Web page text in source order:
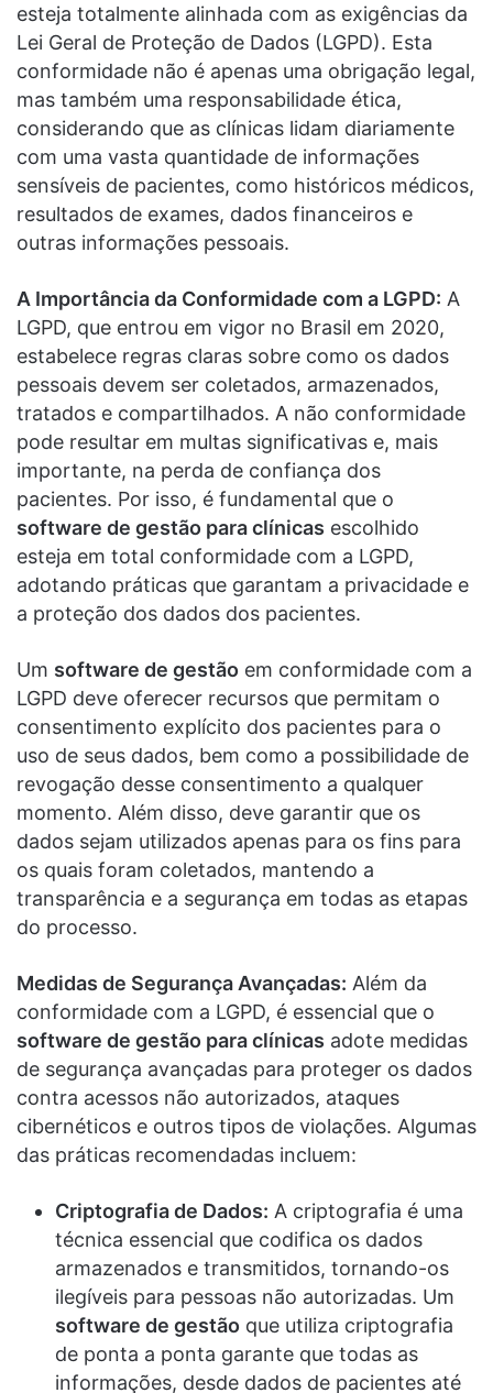
esteja totalmente alinhada com as exigências da
Lei Geral de Proteção de Dados (LGPD). Esta
conformidade não é apenas uma obrigação legal,
mas também uma responsabilidade ética,
considerando que as clínicas lidam diariamente
com uma vasta quantidade de informações
sensíveis de pacientes, como históricos médicos,
resultados de exames, dados financeiros e
outras informações pessoais.
A Importância da Conformidade com a LGPD: A
LGPD, que entrou em vigor no Brasil em 2020,
estabelece regras claras sobre como os dados
pessoais devem ser coletados, armazenados,
tratados e compartilhados. A não conformidade
pode resultar em multas significativas e, mais
importante, na perda de confiança dos
pacientes. Por isso, é fundamental que o
software de gestão para clínicas escolhido
esteja em total conformidade com a LGPD,
adotando práticas que garantam a privacidade e
a proteção dos dados dos pacientes.
Um software de gestão em conformidade com a
LGPD deve oferecer recursos que permitam o
consentimento explícito dos pacientes para o
uso de seus dados, bem como a possibilidade de
revogação desse consentimento a qualquer
momento. Além disso, deve garantir que os
dados sejam utilizados apenas para os fins para
os quais foram coletados, mantendo a
transparência e a segurança em todas as etapas
do processo.
Medidas de Segurança Avançadas: Além da
conformidade com a LGPD, é essencial que o
software de gestão para clínicas adote medidas
de segurança avançadas para proteger os dados
contra acessos não autorizados, ataques
cibernéticos e outros tipos de violações. Algumas
das práticas recomendadas incluem:
Criptografia de Dados: A criptografia é uma
técnica essencial que codifica os dados
armazenados e transmitidos, tornando-os
ilegíveis para pessoas não autorizadas. Um
software de gestão que utiliza criptografia
de ponta a ponta garante que todas as
informações, desde dados de pacientes até